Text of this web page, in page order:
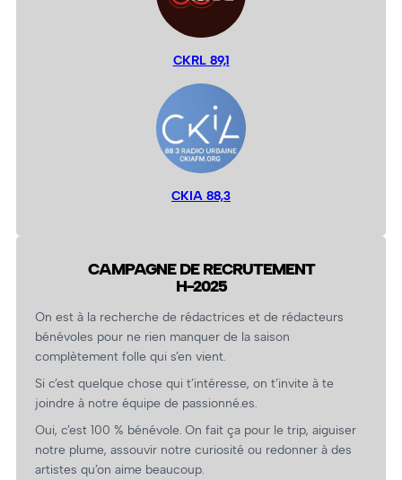
CKRL 89,1
CKIA 88,3
CAMPAGNE DE RECRUTEMENT
H-2025
On est à la recherche de rédactrices et de rédacteurs
bénévoles pour ne rien manquer de la saison
complètement folle qui s’en vient.
Si c’est quelque chose qui t’intéresse, on t’invite à te
joindre à notre équipe de passionné.es.
Oui, c’est 100 % bénévole. On fait ça pour le trip, aiguiser
notre plume, assouvir notre curiosité ou redonner à des
artistes qu’on aime beaucoup.